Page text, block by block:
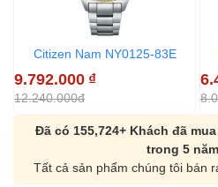
Citizen Nam NY0125-83E
9.792.000 ₫
12.240.000đ
Đã có 155,724+ Khách đã
trong 5
Tất cả sản phẩm chúng tôi bán